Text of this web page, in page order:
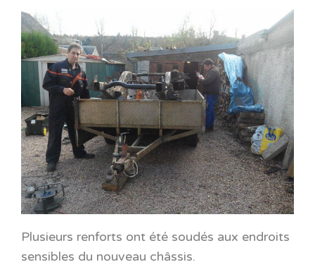
Plusieurs renforts ont été soudés aux endroits
sensibles du nouveau châssis.